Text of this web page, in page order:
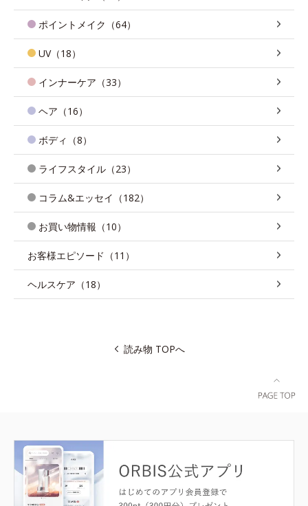
ポイントメイク（64）
UV（18）
インナーケア（33）
ヘア（16）
ボディ（8）
ライフスタイル（23）
コラム&エッセイ（182）
お買い物情報（10）
お客様エピソード（11）
ヘルスケア（18）
読み物 TOPへ